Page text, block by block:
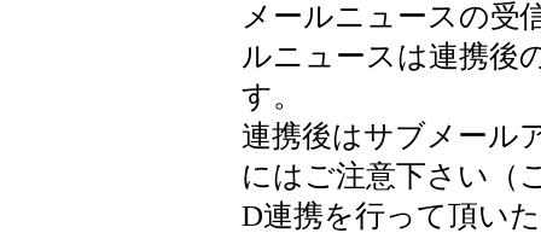
メールニュースの受
ルニュースは連携後
す。
連携後はサブメール
にはご注意下さい（
D連携を行って頂い